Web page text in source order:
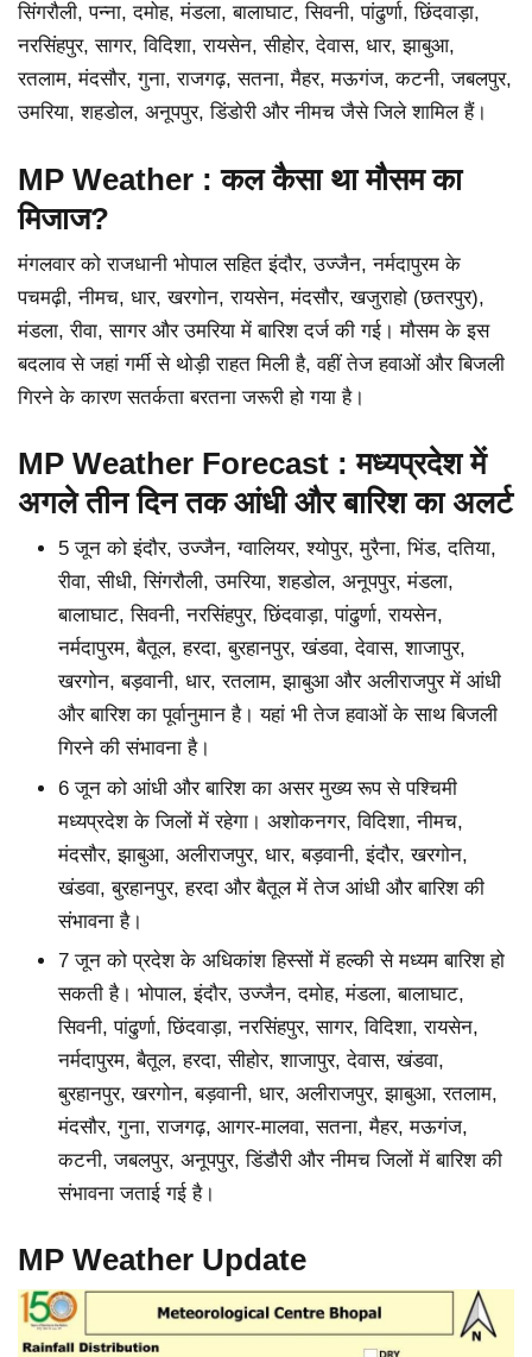
सिंगरौली, पन्ना, दमोह, मंडला, बालाघाट, सिवनी, पांढुर्णा, छिंदवाड़ा,
नरसिंहपुर, सागर, विदिशा, रायसेन, सीहोर, देवास, धार, झाबुआ,
रतलाम, मंदसौर, गुना, राजगढ़, सतना, मैहर, मऊगंज, कटनी, जबलपुर,
उमरिया, शहडोल, अनूपपुर, डिंडोरी और नीमच जैसे जिले शामिल हैं।
MP Weather : कल कैसा था मौसम का
मिजाज?
मंगलवार को राजधानी भोपाल सहित इंदौर, उज्जैन, नर्मदापुरम के
पचमढ़ी, नीमच, धार, खरगोन, रायसेन, मंदसौर, खजुराहो (छतरपुर),
मंडला, रीवा, सागर और उमरिया में बारिश दर्ज की गई। मौसम के इस
बदलाव से जहां गर्मी से थोड़ी राहत मिली है, वहीं तेज हवाओं और बिजली
गिरने के कारण सतर्कता बरतना जरूरी हो गया है।
MP Weather Forecast :मध्यप्रदेश में
अगले तीन दिन तक आंधी और बारिश का अलर्ट
5 जून को इंदौर, उज्जैन, ग्वालियर, श्योपुर, मुरैना, भिंड, दतिया,
रीवा, सीधी, सिंगरौली, उमरिया, शहडोल, अनूपपुर, मंडला,
बालाघाट, सिवनी, नरसिंहपुर, छिंदवाड़ा, पांढुर्णा, रायसेन,
नर्मदापुरम, बैतूल, हरदा, बुरहानपुर, खंडवा, देवास, शाजापुर,
खरगोन, बड़वानी, धार, रतलाम, झाबुआ और अलीराजपुर में आंधी
और बारिश का पूर्वानुमान है। यहां भी तेज हवाओं के साथ बिजली
गिरने की संभावना है।
6 जून को आंधी और बारिश का असर मुख्य रूप से पश्चिमी
मध्यप्रदेश के जिलों में रहेगा। अशोकनगर, विदिशा, नीमच,
मंदसौर, झाबुआ, अलीराजपुर, धार, बड़वानी, इंदौर, खरगोन,
खंडवा, बुरहानपुर, हरदा और बैतूल में तेज आंधी और बारिश की
संभावना है।
7 जून को प्रदेश के अधिकांश हिस्सों में हल्की से मध्यम बारिश हो
सकती है। भोपाल, इंदौर, उज्जैन, दमोह, मंडला, बालाघाट,
सिवनी, पांढुर्णा, छिंदवाड़ा, नरसिंहपुर, सागर, विदिशा, रायसेन,
नर्मदापुरम, बैतूल, हरदा, सीहोर, शाजापुर, देवास, खंडवा,
बुरहानपुर, खरगोन, बड़वानी, धार, अलीराजपुर, झाबुआ, रतलाम,
मंदसौर, गुना, राजगढ़, आगर-मालवा, सतना, मैहर, मऊगंज,
कटनी, जबलपुर, अनूपपुर, डिंडौरी और नीमच जिलों में बारिश की
संभावना जताई गई है।
MP Weather Update